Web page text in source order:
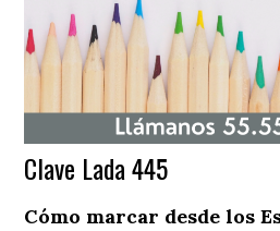
Clave Lada 445
Cómo marcar desde los